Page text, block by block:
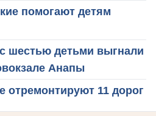
помогают детям
шестью детьми выгнали
Анапы
отремонтируют 11 дорог